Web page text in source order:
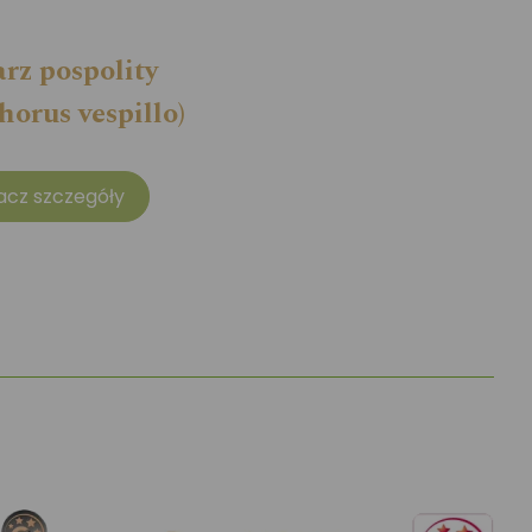
pospolity
vespillo)
szczegóły